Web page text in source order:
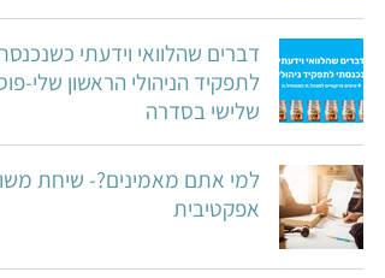
דברים שהלוואי וידעתי
לתפקיד הניהולי הראשון שלי-
שלישי בסדרה
למי אתם מאמינים?- שיחת
אפקטיבית